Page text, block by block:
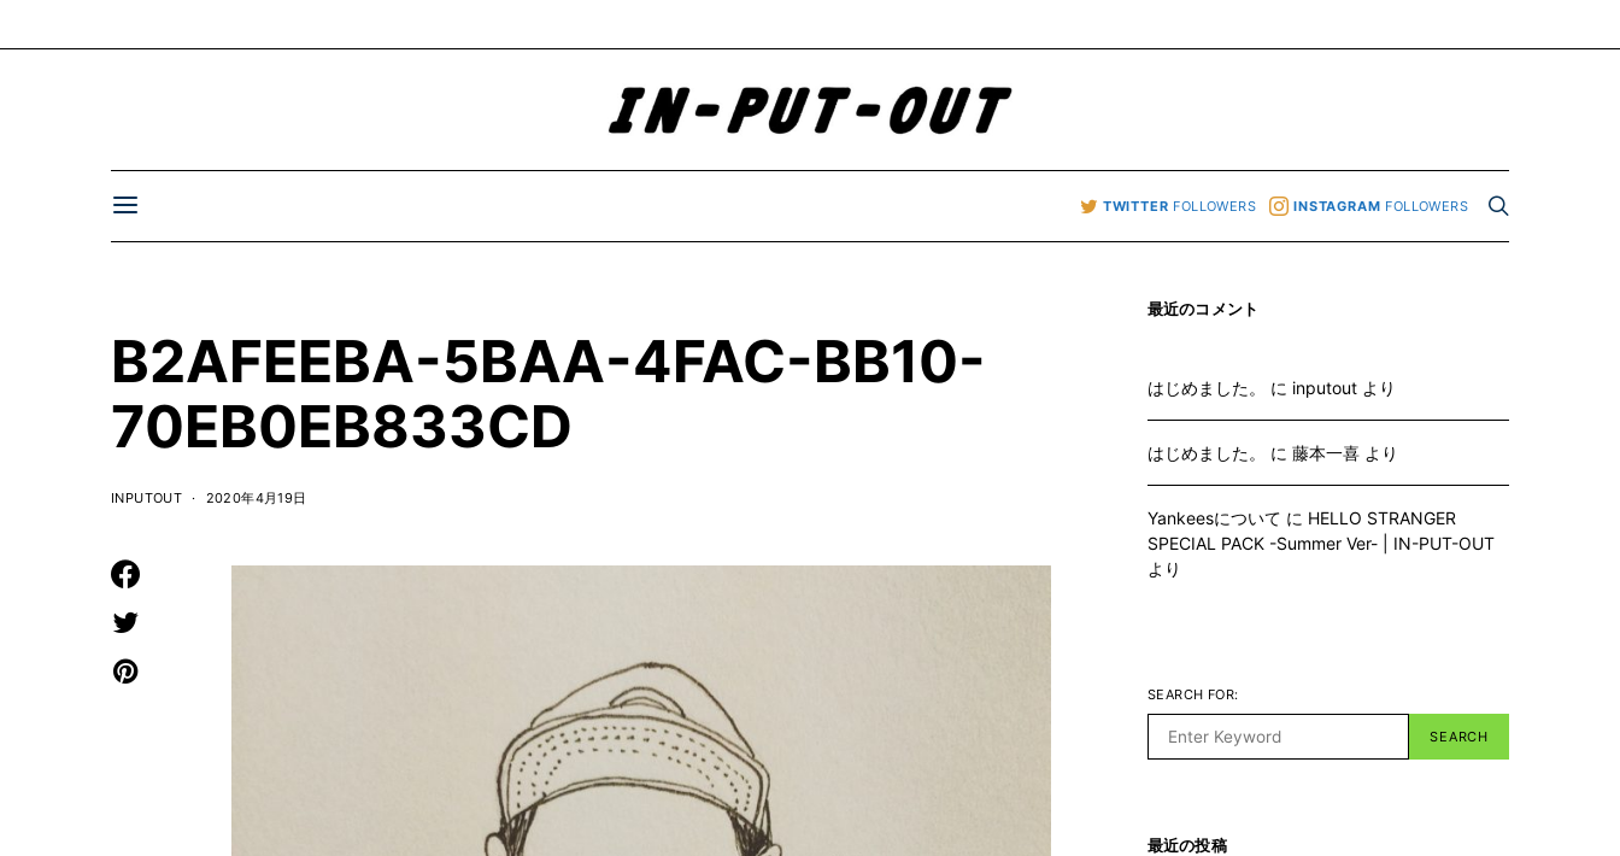
TWITTER FOLLOWERS INSTAGRAM FOLLOWERS
B2AFEEBA-5BAA-4FAC-BB10-
70EB0EB833CD
INPUTOUT 2020年4月19日
最近のコメント
はじめました。 に inputout より
はじめました。 に 藤本一喜 より
Yankeesについて に HELLO STRANGER
SPECIAL PACK -Summer Ver- | IN-PUT-OUT
より
SEARCH FOR:
SEARCH
最近の投稿